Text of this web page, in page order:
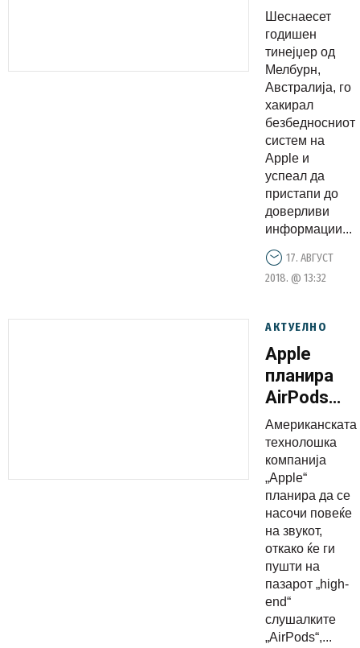
систем на
Apple и
успеал да
пристапи
до
доверливи
од
Шеснаесет
годишен
тинејџер од
Мелбурн,
Австралија, го
хакирал
безбедносниот
систем на
Apple и
успеал да
пристапи до
доверливи
информации...
17. АВГУСТ
2018. @ 13:32
АКТУЕЛНО
Apple
планира
AirPods
од
повисока
класа?
Американската
технолошка
компанија
„Apple“
планира да се
насочи повеќе
на звукот,
откако ќе ги
пушти на
пазарот „high-
end“
слушалките
„AirPods“,...